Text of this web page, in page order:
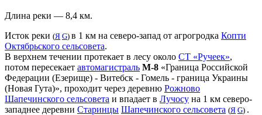
Длина реки — 8,4 км.
Исток реки (Я G) в 1 км на северо-запад от агрогродка Копти
Октябрьского сельсовета.
В верхнем течении протекает в лесу около СТ «Ручеек»,
потом пересекает автомагистраль М-8 «Граница Российской
Федерации (Езерище) - Витебск - Гомель - граница Украины
(Новая Гута)», проходит через деревню Рожново
Шапечинского сельсовета и впадает в Лучосу на 1 км северо-
западнее деревни Старинцы Шапечинского сельсовета (Я G) .